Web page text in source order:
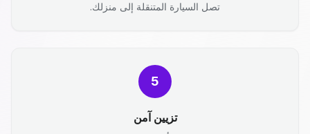
تصل السيارة المتنقلة إلى منزلك.
5
تزيين آمن